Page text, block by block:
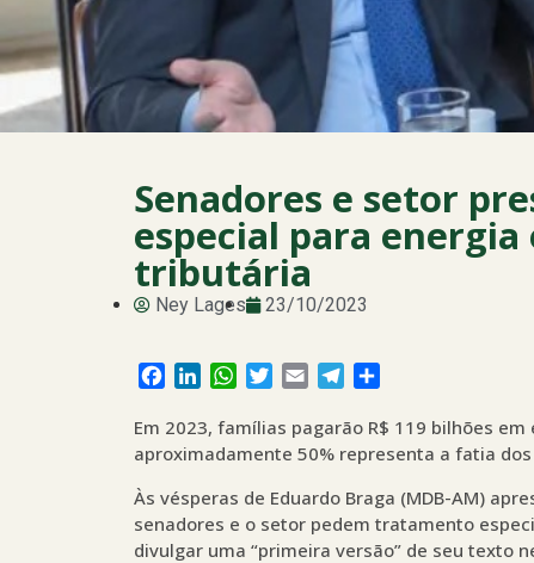
Senadores e setor
especial para
tributária
Ney Lages 23/10/2023
Facebook
LinkedInWhatsApp
Twitter
Email Telegram
Em 2023, famílias pagarão R$ 119 bilhões
aproximadamente 50% representa a fatia
Às vésperas de Eduardo Braga (MDB-AM)
senadores e o setor pedem tratamento
divulgar uma “primeira versão” de seu texto